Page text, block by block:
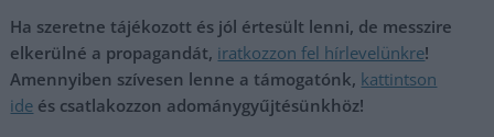
Ha szeretne tájékozott és jól értesült lenni, de messzire
elkerülné a propagandát, iratkozzon fel hírlevelünkre!
Amennyiben szívesen lenne a támogatónk, kattintson
ide és csatlakozzon adománygyűjtésünkhöz!